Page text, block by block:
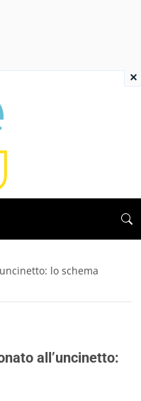
lo schema
all’uncinetto:
×